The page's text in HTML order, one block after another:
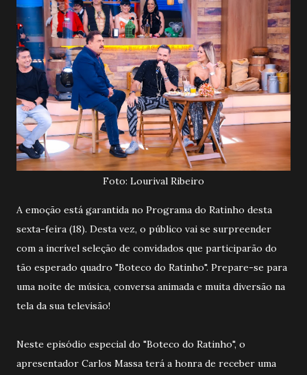
Foto: Lourival Ribeiro
A emoção está garantida no Programa do Ratinho desta
sexta-feira (18). Desta vez, o público vai se surpreender
com a incrível seleção de convidados que participarão do
tão esperado quadro "Boteco do Ratinho". Prepare-se para
uma noite de música, conversa animada e muita diversão na
tela da sua televisão!
Neste episódio especial do "Boteco do Ratinho", o
apresentador Carlos Massa terá a honra de receber uma